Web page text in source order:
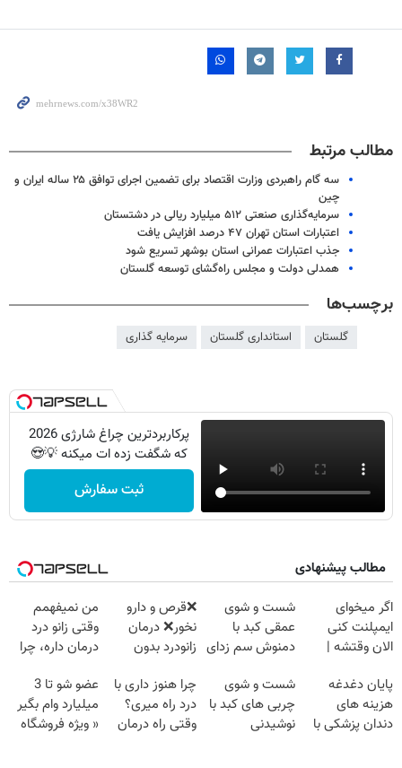
مطالب مرتبط
سه گام راهبردی وزارت اقتصاد برای تضمین اجرای توافق ۲۵ ساله ایران و
چین
سرمایه‌گذاری صنعتی ۵۱۲ میلیارد ریالی در دشتستان
اعتبارات استان تهران ۴۷ درصد افزایش یافت
جذب اعتبارات عمرانی استان بوشهر تسریع شود
همدلی دولت و مجلس راه‌گشای توسعه گلستان
برچسب‌ها
گلستان استانداری گلستان سرمایه گذاری
پرکاربردترین چراغ شارژی 2026
که شگفت زده ات میکنه 💡😍
ثبت سفارش
مطالب پیشنهادی
اگر میخوای
ایمپلنت کنی
الان وقتشه |
میلیون تومان!!!
شست و شوی
عمقی کبد با
دمنوش سم زدای
❌قرص‌ و دارو
نخور❌ درمان
زانودرد بدون
من نمیفهمم
وقتی زانو درد
درمان داره، چرا
تحمل میکنی؟❗
پایان دغدغه
هزینه های
دندان پزشکی با
شست و شوی
چربی های کبد با
نوشیدنی
چرا هنوز داری با
درد راه میری؟
وقتی راه درمان
عضو شو تا 3
میلیارد وام بگیر
« ویژه فروشگاه